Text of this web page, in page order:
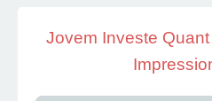
Jovem Investe